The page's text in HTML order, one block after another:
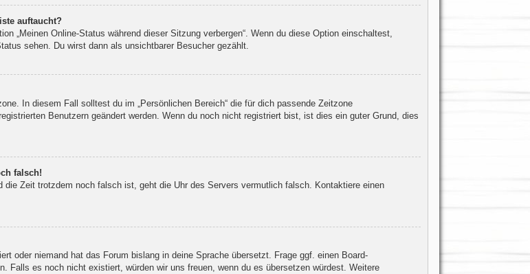
auftaucht?
„Meinen Online-Status während dieser Sitzung verbergen“. Wenn du diese Option einschaltest,
sehen. Du wirst dann als unsichtbarer Besucher gezählt.
In diesem Fall solltest du im „Persönlichen Bereich“ die für dich passende Zeitzone
Benutzern geändert werden. Wenn du noch nicht registriert bist, ist dies ein guter Grund, dies
falsch!
Zeit trotzdem noch falsch ist, geht die Uhr des Servers vermutlich falsch. Kontaktiere einen
oder niemand hat das Forum bislang in deine Sprache übersetzt. Frage ggf. einen Board-
Falls es noch nicht existiert, würden wir uns freuen, wenn du es übersetzen würdest. Weitere